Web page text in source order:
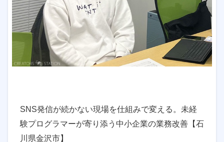
SNS発信が続かない現場を仕組みで変える。未経
験プログラマーが寄り添う中小企業の業務改善【石
川県金沢市】